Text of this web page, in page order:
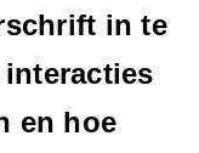
in te
en hoe